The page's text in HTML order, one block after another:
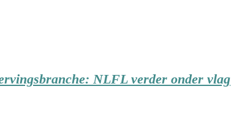
NLFL verder onder vlag